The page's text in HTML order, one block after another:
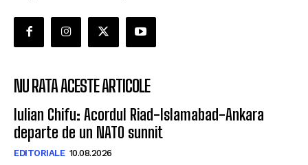
NU RATA ACESTE ARTICOLE
Iulian Chifu: Acordul Riad-Islamabad-Ankara
departe de un NATO sunnit
EDITORIALE 10.08.2026